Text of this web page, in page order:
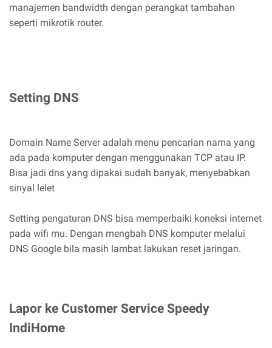
manajemen bandwidth dengan perangkat tambahan
seperti mikrotik router.
Setting DNS
Domain Name Server adalah menu pencarian nama yang
ada pada komputer dengan menggunakan TCP atau IP.
Bisa jadi dns yang dipakai sudah banyak, menyebabkan
sinyal lelet
Setting pengaturan DNS bisa memperbaiki koneksi internet
pada wifi mu. Dengan mengbah DNS komputer melalui
DNS Google bila masih lambat lakukan reset jaringan.
Lapor ke Customer Service Speedy
IndiHome